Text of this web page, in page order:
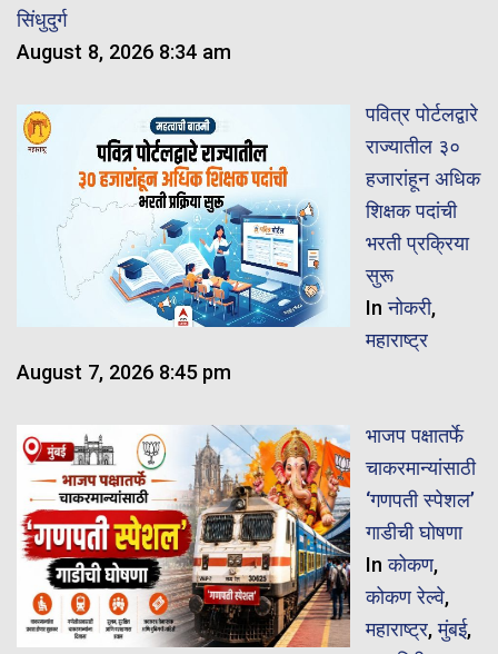
सिंधुदुर्ग
August 8, 2026 8:34 am
पवित्र पोर्टलद्वारे
राज्यातील ३०
हजारांहून अधिक
शिक्षक पदांची
भरती प्रक्रिया
सुरू
Inनोकरी,
महाराष्ट्र
August 7, 2026 8:45 pm
भाजप पक्षातर्फे
चाकरमान्यांसाठी
‘गणपती स्पेशल’
गाडीची घोषणा
Inकोकण,
कोकण रेल्वे,
महाराष्ट्र,मुंबई,